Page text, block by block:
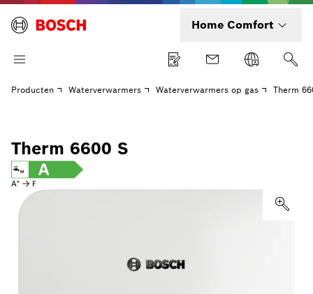
Home Comfort
Producten Waterverwarmers Waterverwarmers op gas Therm
Therm 6600 S